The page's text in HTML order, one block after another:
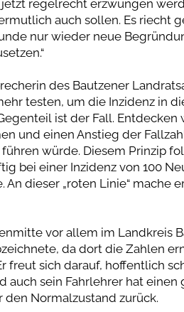
regelrecht erzwungen
auch sollen. Es riecht
nur wieder neue
des Bautzener
testen, um die Inzidenz in
ist der Fall.
und einen Anstieg der
würde. Diesem Prinzip
bei einer Inzidenz von 100
An dieser „roten Linie“ mache
vor allem im Landkreis
da dort die Zahlen
freut sich darauf, hoffentlich
auch sein Fahrlehrer hat einen
Normalzustand zurück.